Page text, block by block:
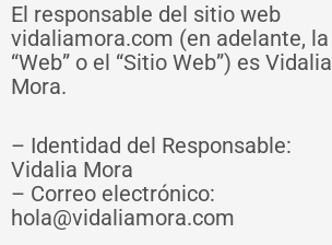
El responsable del sitio web
vidaliamora.com (en adelante, la
“Web” o el “Sitio Web”) es Vidalia
Mora.
– Identidad del Responsable:
Vidalia Mora
– Correo electrónico:
hola@vidaliamora.com